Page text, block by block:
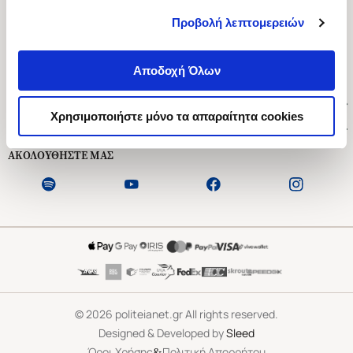
Προβολή λεπτομερειών
Αποδοχή Όλων
Χρησιμοποιήστε μόνο τα απαραίτητα cookies
Ασκληπιού 1-3, Αθήνα 106 79
Δευτέρα - Παρασκευή 09:00-21:00
Εξυπηρέτηση Πελατών
ΑΚΟΛΟΥΘΗΣΤΕ ΜΑΣ
©2026 politeianet.gr All rights reserved.
Designed & Developed bySleed